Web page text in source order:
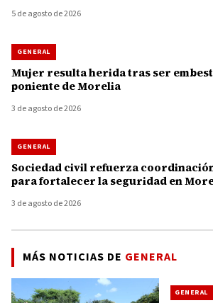
5 de agosto de 2026
GENERAL
Mujer resulta herida tras ser
poniente de Morelia
3 de agosto de 2026
GENERAL
Sociedad civil refuerza
para fortalecer la seguridad en
3 de agosto de 2026
MÁS NOTICIAS DE GENERAL
GENERAL